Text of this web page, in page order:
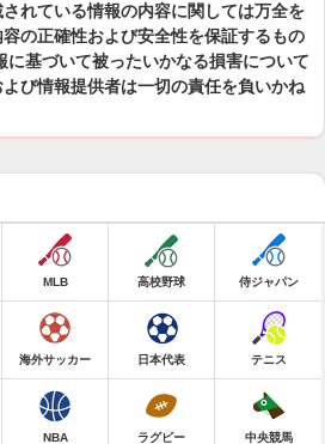
れている情報の内容に関しては万全を
の正確性および安全性を保証するもの
に基づいて被ったいかなる損害について
び情報提供者は一切の責任を負いかね
MLB 高校野球 侍ジャパン
海外サッカー 日本代表 テニス
NBA ラグビー 中央競馬